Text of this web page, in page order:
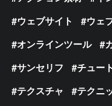
ウェブサイト
ウェ
オンラインツール
サンセリフ
チュー
テクスチャ
テクニ